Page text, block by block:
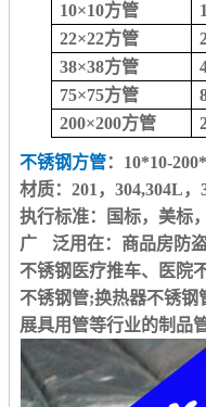
10×10方管
22×22方管
38×38方管
75×75方管
200×200方管
不锈钢方管： 10*10-
材质：201，304,304L，
执行标准：国标，美标
广
泛用在： 商品房防
不锈钢医疗推车、医院
不锈钢管;换热器不锈钢
展具用管等行业的制品